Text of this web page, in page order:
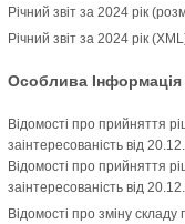
Річний звіт за 2024 рік
Річний звіт за 2024 рік
Особлива Інформація
Відомості про прийняття
заінтересованість від
Відомості про прийняття
заінтересованість від
Відомості про зміну